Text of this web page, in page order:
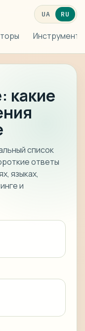
Инструменты
UA RU
какие
список
ответы
языках,
и